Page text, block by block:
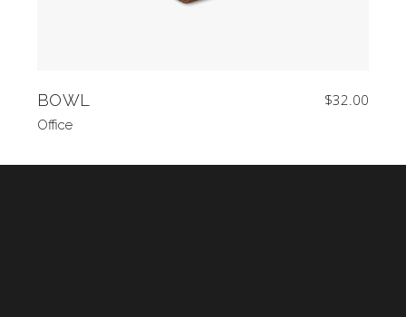
BOWL $32.00
Office